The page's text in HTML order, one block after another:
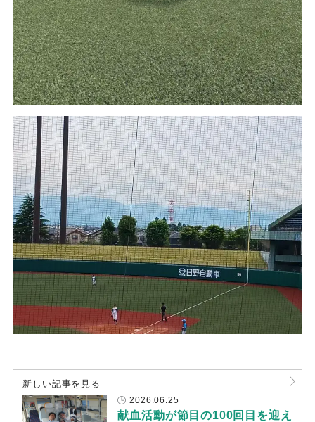
新しい記事を見る
2026.06.25
献血活動が節目の100回目を迎え